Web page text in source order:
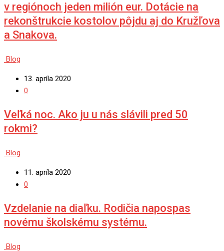
v regiónoch jeden milión eur. Dotácie na
rekonštrukcie kostolov pôjdu aj do Kružľova
a Snakova.
Blog
13. apríla 2020
0
Veľká noc. Ako ju u nás slávili pred 50
rokmi?
Blog
11. apríla 2020
0
Vzdelanie na diaľku. Rodičia napospas
novému školskému systému.
Blog